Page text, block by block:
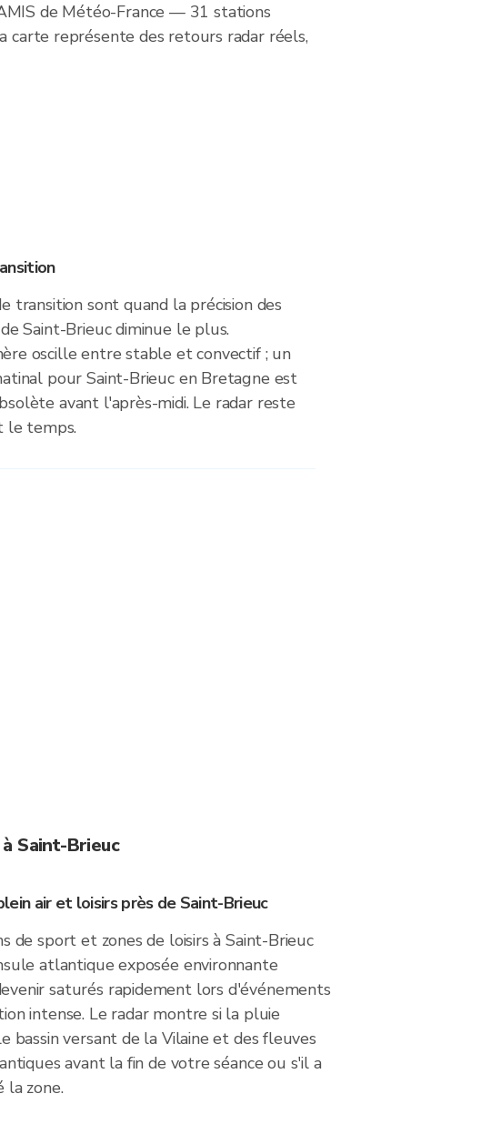
de Météo-France — 31 stations
carte représente des retours radar réels,
transition sont quand la précision des
Saint-Brieuc diminue le plus.
oscille entre stable et convectif ; un
pour Saint-Brieuc en Bretagne est
avant l'après-midi. Le radar reste
le temps.
Saint-Brieuc
air et loisirs près de Saint-Brieuc
de sport et zones de loisirs à Saint-Brieuc
atlantique exposée environnante
saturés rapidement lors d'événements
intense. Le radar montre si la pluie
bassin versant de la Vilaine et des fleuves
avant la fin de votre séance ou s'il a
la zone.